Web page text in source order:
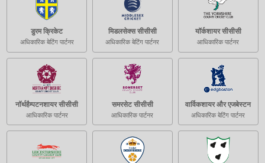
डुरम क्रिकेट
अधिकारिक बेटिंग पार्टनर
मिडलसेक्स सीसीसी
अधिकारिक बेटिंग पार्टनर
यॉर्कशायर सीसीसी
आधिकारिक पार्टनर
नॉर्थहैम्पटनशायर सीसीसी
आधिकारिक पार्टनर
समरसेट सीसीसी
आधिकारिक पार्टनर
वार्विकशायर और एजबेस्टन
अधिकारिक बेटिंग पार्टनर